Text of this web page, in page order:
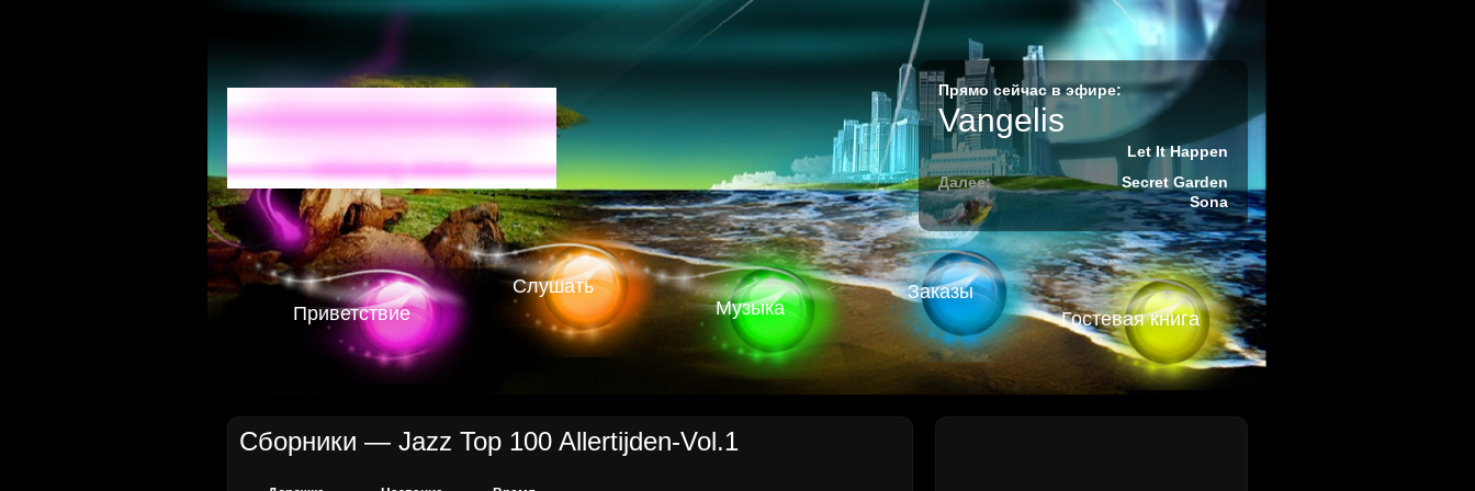
Radio-M
relaxing wave
Прямо сейчас в эфире:
Vangelis
Let It Happen
Далее:
Secret Garden
Sona
Приветствие
Слушать
Музыка
Заказы
Гостевая книга
Сборники — Jazz Top 100 Allertijden-Vol.1